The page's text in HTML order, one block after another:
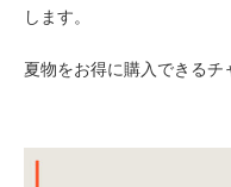
します。
夏物をお得に購入できるチ